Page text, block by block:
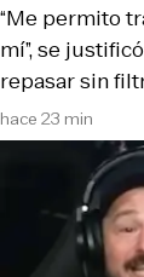
hace 23 min
“Me permito
mí”, se
repasar sin